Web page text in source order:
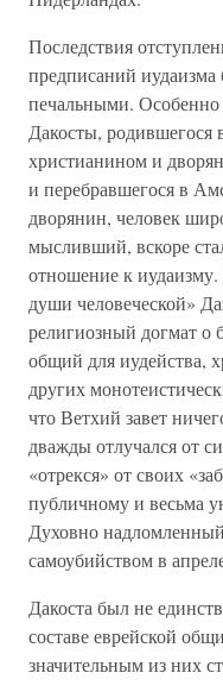
Последствия
предписаний
печальными. Особенно
Дакосты,
христианином и
и перебравшегося в
дворянин, человек
мысливший, вскоре
отношение к
души человеческой»
религиозный догмат о
общий для иудейства,
других
что Ветхий завет
дважды отлучался от
«отрекся» от своих
публичному и весьма
Духовно
самоубийством в
Дакоста был не
составе еврейской
значительным из них